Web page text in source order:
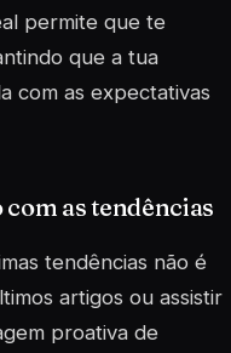
permite que te
que a tua
com as expectativas
as tendências
tendências não é
artigos ou assistir
proativa de